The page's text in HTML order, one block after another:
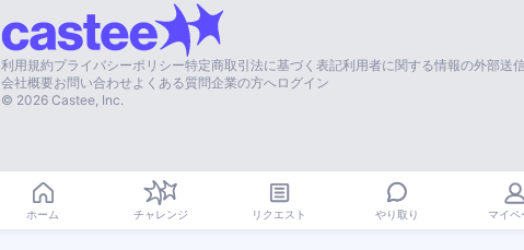
利用規約プライバシーポリシー特定商取引法に基づく表記利用者に関する情報の外部送
会社概要お問い合わせ よくある質問企業の方へログイン
© 2026 Castee, Inc.
ホーム チャレンジ リクエスト やり取り マイペ